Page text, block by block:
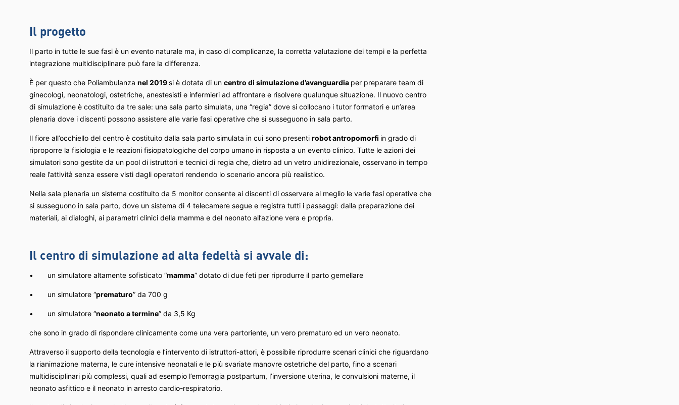
Il progetto
Il parto in tutte le sue fasi è un evento naturale ma, in caso di complicanze, la corretta valutazione dei tempi e la perfetta
integrazione multidisciplinare può fare la differenza.
È per questo che Poliambulanza nel 2019si è dotata di un centro di simulazione d’avanguardia per preparare team di
ginecologi, neonatologi, ostetriche, anestesisti e infermieri ad affrontare e risolvere qualunque situazione. Il nuovo centro
di simulazione è costituito da tre sale: una sala parto simulata, una “regia” dove si collocano i tutor formatori e un’area
plenaria dove i discenti possono assistere alle varie fasi operative che si susseguono in sala parto.
Il fiore all’occhiello del centro è costituito dalla sala parto simulata in cui sono presenti robot antropomorfi in grado di
riproporre la fisiologia e le reazioni fisiopatologiche del corpo umano in risposta a un evento clinico. Tutte le azioni dei
simulatori sono gestite da un pool di istruttori e tecnici di regia che, dietro ad un vetro unidirezionale, osservano in tempo
reale l’attività senza essere visti dagli operatori rendendo lo scenario ancora più realistico.
Nella sala plenaria un sistema costituito da 5 monitor consente ai discenti di osservare al meglio le varie fasi operative che
si susseguono in sala parto, dove un sistema di 4 telecamere segue e registra tutti i passaggi: dalla preparazione dei
materiali, ai dialoghi, ai parametri clinici della mamma e del neonato all’azione vera e propria.
Il centro di simulazione ad alta fedeltà si avvale di:
• un simulatore altamente sofisticato “mamma” dotato di due feti per riprodurre il parto gemellare
• un simulatore “prematuro” da 700 g
• un simulatore “neonato a termine” da 3,5 Kg
che sono in grado di rispondere clinicamente come una vera partoriente, un vero prematuro ed un vero neonato.
Attraverso il supporto della tecnologia e l’intervento di istruttori-attori, è possibile riprodurre scenari clinici che riguardano
la rianimazione materna, le cure intensive neonatali e le più svariate manovre ostetriche del parto, fino a scenari
multidisciplinari più complessi, quali ad esempio l’emorragia postpartum, l’inversione uterina, le convulsioni materne, il
neonato asfittico e il neonato in arresto cardio-respiratorio.